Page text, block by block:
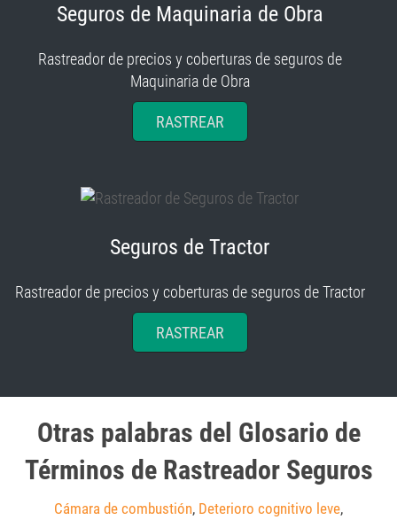
Seguros de Maquinaria de Obra
Rastreador de precios y coberturas de seguros de
Maquinaria de Obra
RASTREAR
Seguros de Tractor
Rastreador de precios y coberturas de seguros de Tractor
RASTREAR
Otras palabras del Glosario de
Términos de Rastreador Seguros
Cámara de combustión, Deterioro cognitivo leve,